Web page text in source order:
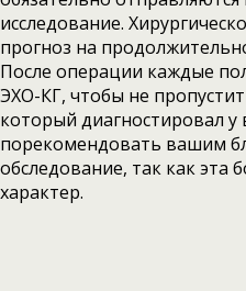
исследование.
прогноз на
После операции каждые
ЭХО-КГ, чтобы не
который диагностировал
порекомендовать вашим
обследование, так как эта
характер.